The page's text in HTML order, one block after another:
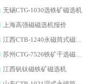
无锡CTG-1030选铁矿磁选机
上海高强磁磁选机报价
江西CTB-1240永磁筒式磁选机厂家
苏州CTG-7526铁矿干选磁选机
江西钒钛磁铁矿磁选机